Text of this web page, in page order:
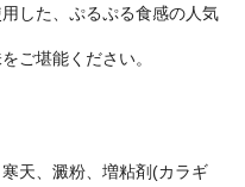
した、ぷるぷる食感の人気
ご堪能ください。
天、澱粉、増粘剤(カラギ